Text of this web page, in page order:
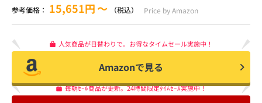
参考価格： 15,651円〜 （税込） Price by Amazon
人気商品が日替わりで。お得なタイムセール実施中！
Amazonで見る
毎朝ｾｰﾙ商品が更新。24時間限定ﾀｲﾑｾｰﾙ実施中！